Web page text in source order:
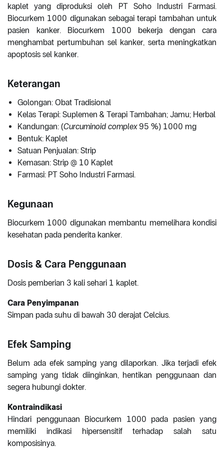
kaplet yang diproduksi oleh PT Soho Industri Farmasi.
Biocurkem 1000 digunakan sebagai terapi tambahan untuk
pasien kanker. Biocurkem 1000 bekerja dengan cara
menghambat pertumbuhan sel kanker, serta meningkatkan
apoptosis sel kanker.
Keterangan
Golongan: Obat Tradisional
Kelas Terapi: Suplemen & Terapi Tambahan; Jamu; Herbal
Kandungan: (Curcuminoid complex95 %) 1000 mg
Bentuk: Kaplet
Satuan Penjualan: Strip
Kemasan: Strip @ 10 Kaplet
Farmasi: PT Soho Industri Farmasi.
Kegunaan
Biocurkem 1000 digunakan membantu memelihara kondisi
kesehatan pada penderita kanker.
Dosis & Cara Penggunaan
Dosis pemberian 3 kali sehari 1 kaplet.
Cara Penyimpanan
Simpan pada suhu di bawah 30 derajat Celcius.
Efek Samping
Belum ada efek samping yang dilaporkan. Jika terjadi efek
samping yang tidak diinginkan, hentikan penggunaan dan
segera hubungi dokter.
Kontraindikasi
Hindari penggunaan Biocurkem 1000 pada pasien yang
memiliki indikasi hipersensitif terhadap salah satu
komposisinya.